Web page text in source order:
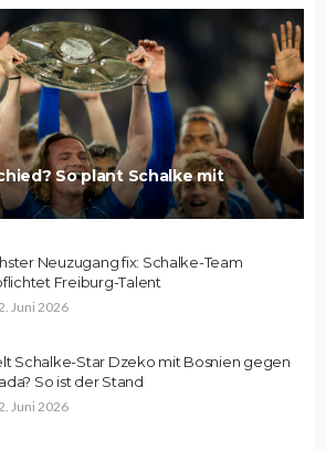
So plant Schalke mit
Neuzugang fix: Schalke-Team
Freiburg-Talent
Juni 2026
Schalke-Star Dzeko mit Bosnien gegen
So ist der Stand
Juni 2026